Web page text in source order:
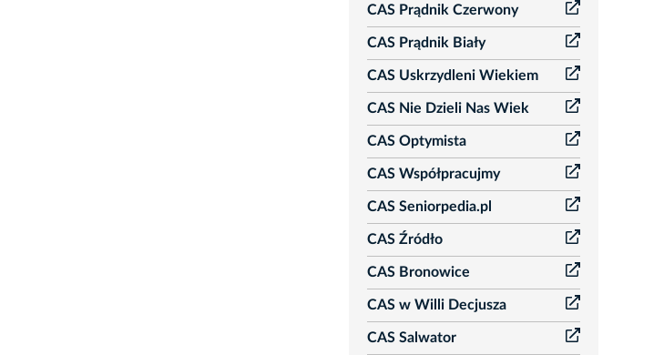
CAS Prądnik Czerwony
CAS Prądnik Biały
CAS Uskrzydleni Wiekiem
CAS Nie Dzieli Nas Wiek
CAS Optymista
CAS Współpracujmy
CAS Seniorpedia.pl
CAS Źródło
CAS Bronowice
CAS w Willi Decjusza
CAS Salwator